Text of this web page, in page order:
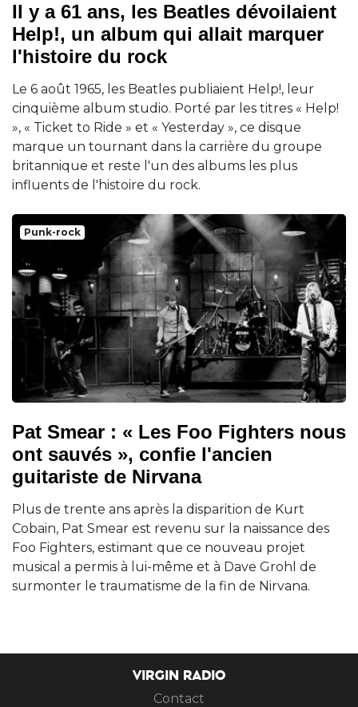
Il y a 61 ans, les Beatles dévoilaient
Help!, un album qui allait marquer
l'histoire du rock
Le 6 août 1965, les Beatles publiaient Help!, leur
cinquième album studio. Porté par les titres « Help!
», « Ticket to Ride » et « Yesterday », ce disque
marque un tournant dans la carrière du groupe
britannique et reste l'un des albums les plus
influents de l'histoire du rock.
Punk-rock
Pat Smear : « Les Foo Fighters nous
ont sauvés », confie l'ancien
guitariste de Nirvana
Plus de trente ans après la disparition de Kurt
Cobain, Pat Smear est revenu sur la naissance des
Foo Fighters, estimant que ce nouveau projet
musical a permis à lui-même et à Dave Grohl de
surmonter le traumatisme de la fin de Nirvana.
VIRGIN RADIO
Contact